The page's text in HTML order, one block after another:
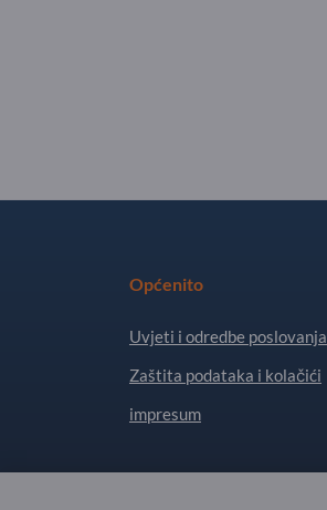
Općenito
Uvjeti i odredbe poslovanja
Zaštita podataka i kolačići
impresum